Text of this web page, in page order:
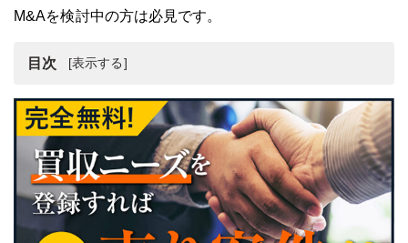
M&Aを検討中の方は必見です。
目次
福岡県のM&Aの現状
福岡県のM&A・会社売却・事業承継の動向
福岡県のM&Aのメリットとデメリット
福岡県近郊のM&Aの案件例2選